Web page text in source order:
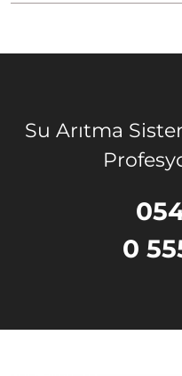
Su Arıtma
0